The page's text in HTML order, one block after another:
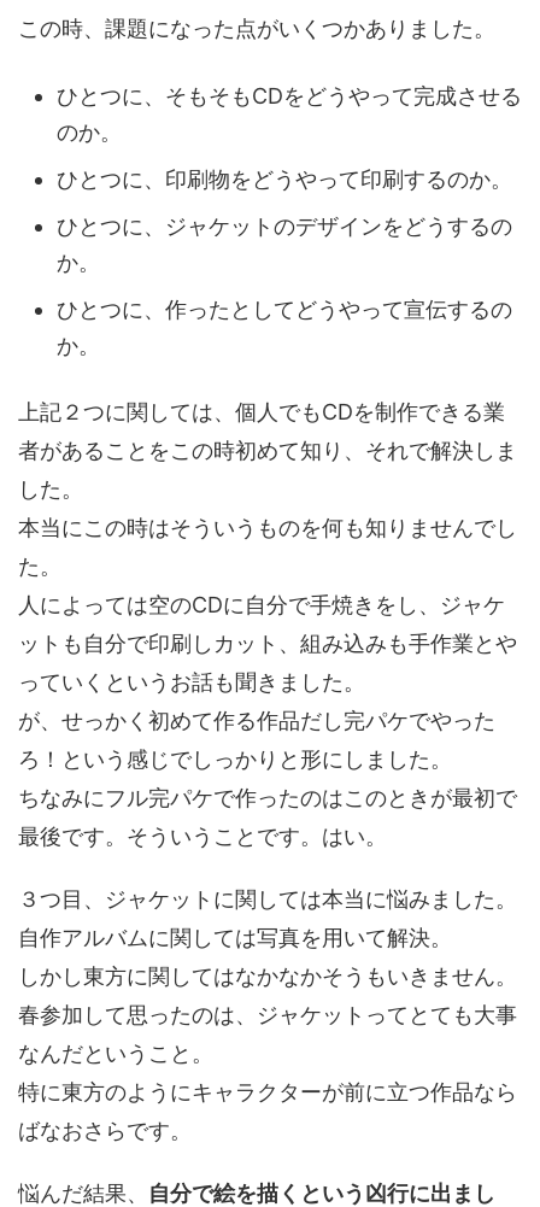
この時、課題になった点がいくつかありました。
ひとつに、そもそもCDをどうやって完成させる
のか。
ひとつに、印刷物をどうやって印刷するのか。
ひとつに、ジャケットのデザインをどうするの
か。
ひとつに、作ったとしてどうやって宣伝するの
か。
上記２つに関しては、個人でもCDを制作できる業
者があることをこの時初めて知り、それで解決しま
した。
本当にこの時はそういうものを何も知りませんでし
た。
人によっては空のCDに自分で手焼きをし、ジャケ
ットも自分で印刷しカット、組み込みも手作業とや
っていくというお話も聞きました。
が、せっかく初めて作る作品だし完パケでやった
ろ！という感じでしっかりと形にしました。
ちなみにフル完パケで作ったのはこのときが最初で
最後です。そういうことです。はい。
３つ目、ジャケットに関しては本当に悩みました。
自作アルバムに関しては写真を用いて解決。
しかし東方に関してはなかなかそうもいきません。
春参加して思ったのは、ジャケットってとても大事
なんだということ。
特に東方のようにキャラクターが前に立つ作品なら
ばなおさらです。
悩んだ結果、 自分で絵を描くという凶行に出まし